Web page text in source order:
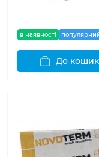
в наявності
До